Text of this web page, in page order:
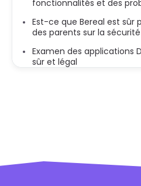
fonctionnalités et des
Est-ce que Bereal est sûr
des parents sur la
Examen des applications
sûr et légal